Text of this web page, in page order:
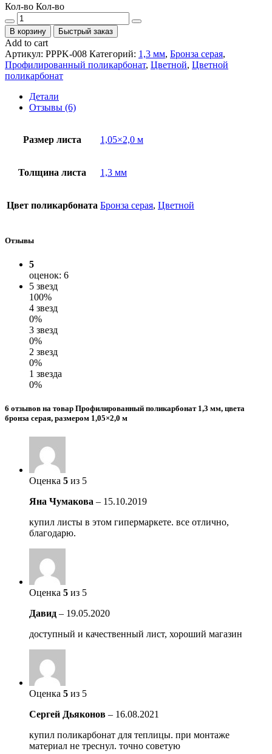
Кол-во Кол-во
В корзину Быстрый заказ
Add to cart
Артикул: PPPK-008 Категорий: 1,3 мм, Бронза серая,
Профилированный поликарбонат, Цветной, Цветной
поликарбонат
Детали
Отзывы (6)
Размер листа 1,05×2,0 м
Толщина листа 1,3 мм
Цвет поликарбоната Бронза серая, Цветной
Отзывы
5
оценок: 6
5 звезд
100%
4 звезд
0%
3 звезд
0%
2 звезд
0%
1 звезда
0%
6 отзывов на товар Профилированный поликарбонат 1,3 мм, цвета
бронза серая, размером 1,05×2,0 м
Оценка 5 из 5
Яна Чумакова – 15.10.2019
купил листы в этом гипермаркете. все отлично,
благодарю.
Оценка 5 из 5
Давид – 19.05.2020
доступный и качественный лист, хороший магазин
Оценка 5 из 5
Сергей Дьяконов – 16.08.2021
купил поликарбонат для теплицы. при монтаже
материал не треснул. точно советую